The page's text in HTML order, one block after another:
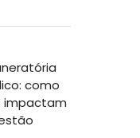
como
impactam